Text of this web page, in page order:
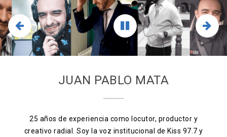
Demo
Chavorrucadas
JUAN PABLO MATA
25 años de experiencia como locutor, productor y
creativo radial. Soy la voz institucional de Kiss 97.7 y